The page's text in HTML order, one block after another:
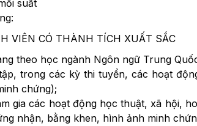
suất
VIÊN CÓ THÀNH TÍCH XUẤT SẮC
theo học ngành Ngôn ngữ Trung
trong các kỳ thi tuyển, các hoạt
chứng);
gia các hoạt động học thuật, xã hội,
nhận, bằng khen, hình ảnh minh